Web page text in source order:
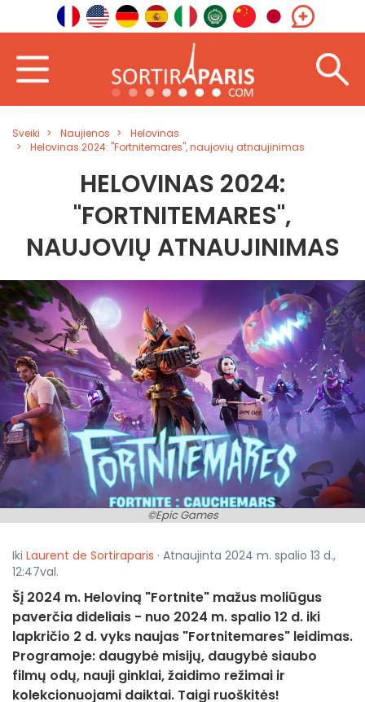
Sveiki Naujienos
Helovinas
Helovinas 2024: "Fortnitemares", naujovių atnaujinimas
HELOVINAS 2024:
"FORTNITEMARES",
NAUJOVIŲ ATNAUJINIMAS
©Epic Games
Iki Laurent de Sortiraparis · Atnaujinta 2024 m. spalio 13 d.,
12:47val.
Šį 2024 m. Heloviną "Fortnite" mažus moliūgus
paverčia dideliais - nuo 2024 m. spalio 12 d. iki
lapkričio 2 d. vyks naujas "Fortnitemares" leidimas.
Programoje: daugybė misijų, daugybė siaubo
filmų odų, nauji ginklai, žaidimo režimai ir
kolekcionuojami daiktai. Taigi ruoškitės!